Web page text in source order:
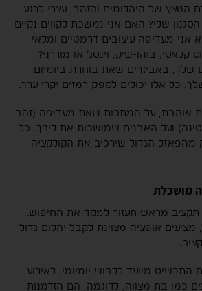
הנוצץ של היהלומים והזהב, עצרי לרגע
שלי? האם אני נמשכת לקווים נקיים
אני מעדיפה עיצובים דרמטיים ומלאי
קלאסי, בוהו-שיק, וינטג’ או מודרני?
שלך, באביזרים שאת בוחרת ביומיום,
כל אלו יכולים לספק רמזים יקרי ערך.
אוהבת, על המתכות שאת מעדיפה (זהב
ועל האבנים שמושכות את ליבך. כל
הגדול שירכיב את הקולקציה
מושכלת
תקציב מראש תעזור למקד את החיפוש.
אופציה מצוינת לקבל יהלום גדול
התכשיט מיועד ללבוש יומיומי, לאירוע
כמו בת מצווה, לדוגמה, הם הזדמנות